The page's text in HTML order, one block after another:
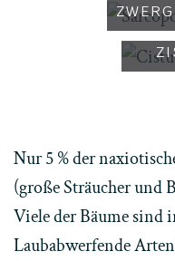
Nur 5 % der
(große Sträucher und
Viele der Bäume sind
Laubabwerfende